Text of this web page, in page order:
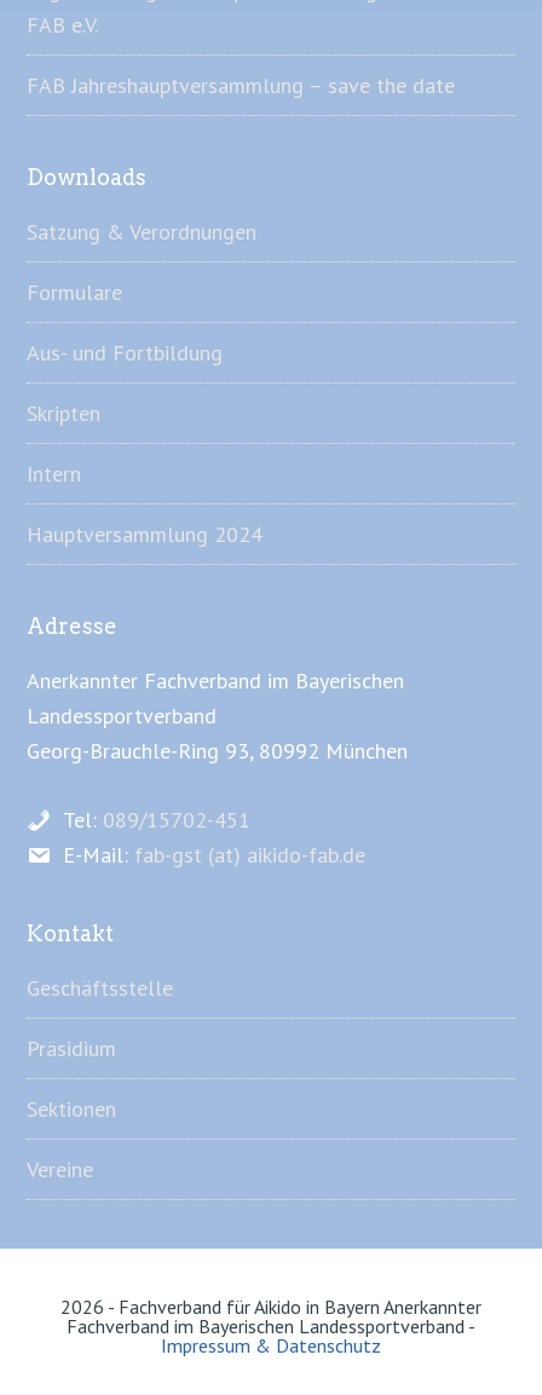
FAB e.V.
FAB Jahreshauptversammlung – save the date
Downloads
Satzung & Verordnungen
Formulare
Aus- und Fortbildung
Skripten
Intern
Hauptversammlung 2024
Adresse
Anerkannter Fachverband im Bayerischen
Landessportverband
Georg-Brauchle-Ring 93, 80992 München
Tel: 089/15702-451
E-Mail: fab-gst (at) aikido-fab.de
Kontakt
Geschäftsstelle
Präsidium
Sektionen
Vereine
2026 - Fachverband für Aikido in Bayern Anerkannter
Fachverband im Bayerischen Landessportverband -
Impressum & Datenschutz